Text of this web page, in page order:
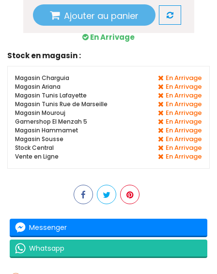
Ajouter au panier
En Arrivage
Stock en magasin :
Magasin Charguia En Arrivage
Magasin Ariana En Arrivage
Magasin Tunis Lafayette En Arrivage
Magasin Tunis Rue de Marseille En Arrivage
Magasin Mourouj En Arrivage
Gamershop El Menzah 5 En Arrivage
Magasin Hammamet En Arrivage
Magasin Sousse En Arrivage
Stock Central En Arrivage
Vente en Ligne En Arrivage
Messenger
Whatsapp